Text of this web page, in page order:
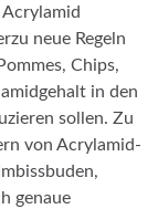
neue Regeln
Chips,
in den
sollen. Zu
von Acrylamid-
genaue